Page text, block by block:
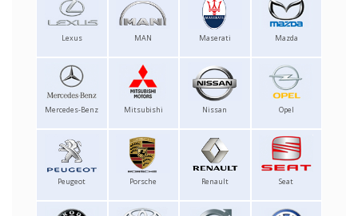
Lexus MAN Maserati Mazda
Mercedes-Benz Mitsubishi Nissan Opel
Peugeot Porsche Renault Seat